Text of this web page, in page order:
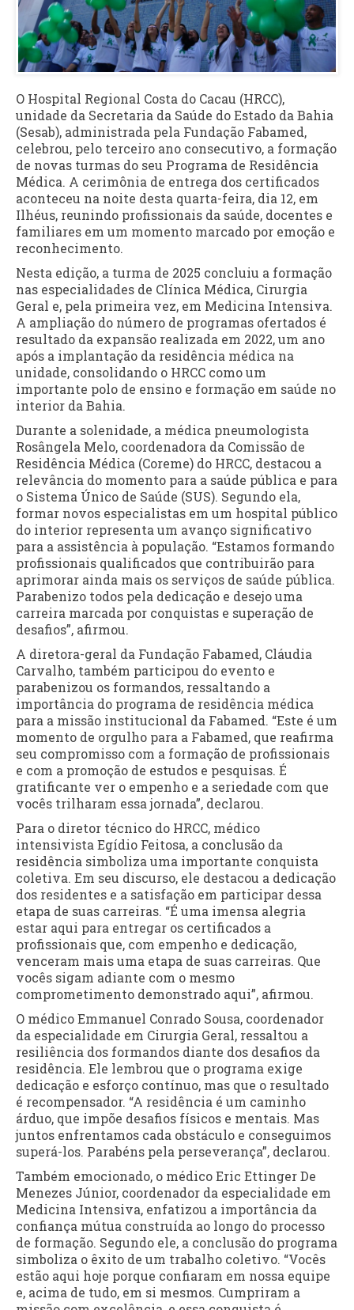
O Hospital Regional Costa do Cacau (HRCC),
unidade da Secretaria da Saúde do Estado da Bahia
(Sesab), administrada pela Fundação Fabamed,
celebrou, pelo terceiro ano consecutivo, a formação
de novas turmas do seu Programa de Residência
Médica. A cerimônia de entrega dos certificados
aconteceu na noite desta quarta-feira, dia 12, em
Ilhéus, reunindo profissionais da saúde, docentes e
familiares em um momento marcado por emoção e
reconhecimento.
Nesta edição, a turma de 2025 concluiu a formação
nas especialidades de Clínica Médica, Cirurgia
Geral e, pela primeira vez, em Medicina Intensiva.
A ampliação do número de programas ofertados é
resultado da expansão realizada em 2022, um ano
após a implantação da residência médica na
unidade, consolidando o HRCC como um
importante polo de ensino e formação em saúde no
interior da Bahia.
Durante a solenidade, a médica pneumologista
Rosângela Melo, coordenadora da Comissão de
Residência Médica (Coreme) do HRCC, destacou a
relevância do momento para a saúde pública e para
o Sistema Único de Saúde (SUS). Segundo ela,
formar novos especialistas em um hospital público
do interior representa um avanço significativo
para a assistência à população. “Estamos formando
profissionais qualificados que contribuirão para
aprimorar ainda mais os serviços de saúde pública.
Parabenizo todos pela dedicação e desejo uma
carreira marcada por conquistas e superação de
desafios”, afirmou.
A diretora-geral da Fundação Fabamed, Cláudia
Carvalho, também participou do evento e
parabenizou os formandos, ressaltando a
importância do programa de residência médica
para a missão institucional da Fabamed. “Este é um
momento de orgulho para a Fabamed, que reafirma
seu compromisso com a formação de profissionais
e com a promoção de estudos e pesquisas. É
gratificante ver o empenho e a seriedade com que
vocês trilharam essa jornada”, declarou.
Para o diretor técnico do HRCC, médico
intensivista Egídio Feitosa, a conclusão da
residência simboliza uma importante conquista
coletiva. Em seu discurso, ele destacou a dedicação
dos residentes e a satisfação em participar dessa
etapa de suas carreiras. “É uma imensa alegria
estar aqui para entregar os certificados a
profissionais que, com empenho e dedicação,
venceram mais uma etapa de suas carreiras. Que
vocês sigam adiante com o mesmo
comprometimento demonstrado aqui”, afirmou.
O médico Emmanuel Conrado Sousa, coordenador
da especialidade em Cirurgia Geral, ressaltou a
resiliência dos formandos diante dos desafios da
residência. Ele lembrou que o programa exige
dedicação e esforço contínuo, mas que o resultado
é recompensador. “A residência é um caminho
árduo, que impõe desafios físicos e mentais. Mas
juntos enfrentamos cada obstáculo e conseguimos
superá-los. Parabéns pela perseverança”, declarou.
Também emocionado, o médico Eric Ettinger De
Menezes Júnior, coordenador da especialidade em
Medicina Intensiva, enfatizou a importância da
confiança mútua construída ao longo do processo
de formação. Segundo ele, a conclusão do programa
simboliza o êxito de um trabalho coletivo. “Vocês
estão aqui hoje porque confiaram em nossa equipe
e, acima de tudo, em si mesmos. Cumpriram a